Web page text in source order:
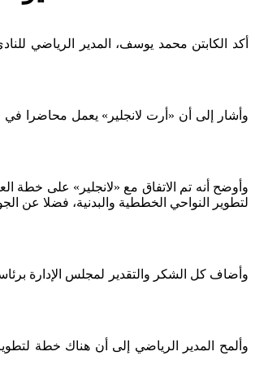
أكد الكابتن محمد يوسف، المدير الرياضي
وأشار إلى أن «أرت لانجلير» يعمل محاضرا في
وأوضح أنه تم الاتفاق مع «لانجلير» على خطة
لتطوير النواحي الخططية والبدنية، فضلا عن
وأضاف كل الشكر والتقدير لمجلس الإدارة
وألمح المدير الرياضي إلى أن هناك خطة